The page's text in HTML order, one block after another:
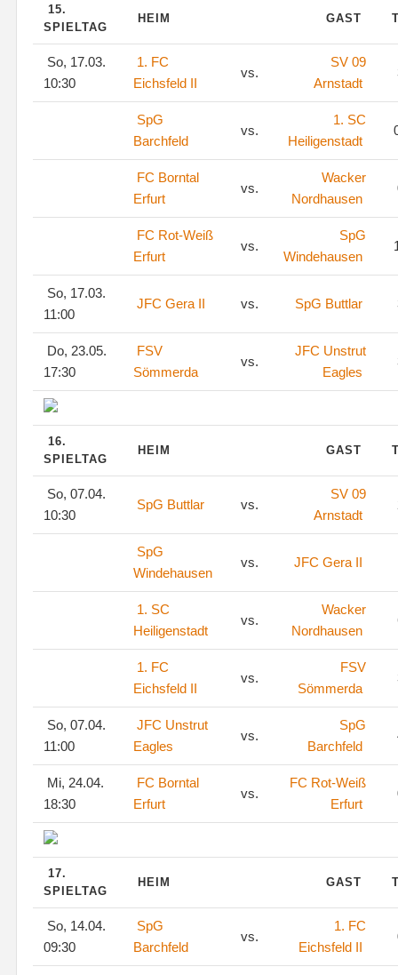
15.
SPIELTAG
HEIM GAST
So, 17.03.
10:30
1. FC
Eichsfeld II
vs.
SV 09
Arnstadt
SpG
Barchfeld
vs.
1. SC
Heiligenstadt
FC Borntal
Erfurt
vs.
Wacker
Nordhausen
FC Rot-Weiß
Erfurt
vs.
SpG
Windehausen
So, 17.03.
11:00
JFC Gera II vs. SpG Buttlar
Do, 23.05.
17:30
FSV
Sömmerda
vs.
JFC Unstrut
Eagles
16.
SPIELTAG
HEIM GAST
So, 07.04.
10:30
SpG Buttlar vs.
SV 09
Arnstadt
SpG
Windehausen
vs. JFC Gera II
1. SC
Heiligenstadt
vs.
Wacker
Nordhausen
1. FC
Eichsfeld II
vs.
FSV
Sömmerda
So, 07.04.
11:00
JFC Unstrut
Eagles
vs.
SpG
Barchfeld
Mi, 24.04.
18:30
FC Borntal
Erfurt
vs.
FC Rot-Weiß
Erfurt
17.
SPIELTAG
HEIM GAST
So, 14.04.
09:30
SpG
Barchfeld
vs.
1. FC
Eichsfeld II